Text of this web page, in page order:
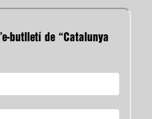
butlletí de “Catalunya